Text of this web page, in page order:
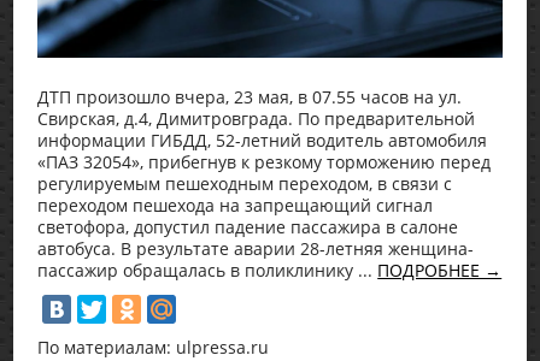
ДТП произошло вчера, 23 мая, в 07.55 часов на ул.
Свирская, д.4, Димитровграда. По предварительной
информации ГИБДД, 52-летний водитель автомобиля
«ПАЗ 32054», прибегнув к резкому торможению перед
регулируемым пешеходным переходом, в связи с
переходом пешехода на запрещающий сигнал
светофора, допустил падение пассажира в салоне
автобуса. В результате аварии 28-летняя женщина-
пассажир обращалась в поликлинику ... ПОДРОБНЕЕ →
По материалам: ulpressa.ru